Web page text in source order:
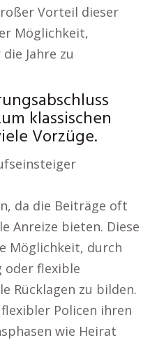
Vorteil dieser
Möglichkeit,
Jahre zu
klassischen
Vorzüge.
da die Beiträge oft
Anreize bieten. Diese
Möglichkeit, durch
oder flexible
Rücklagen zu bilden.
Policen ihren
wie Heirat